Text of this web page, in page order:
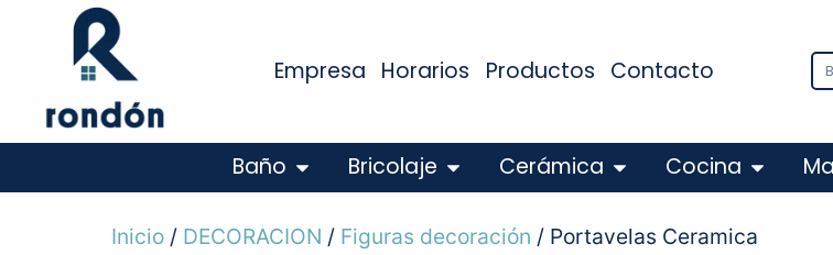
Empresa Horarios Productos Contacto
Baño Bricolaje Cerámica Cocina
Inicio/ DECORACION / Figuras decoración / Portavelas Ceramica